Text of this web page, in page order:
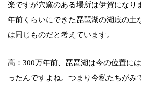
楽ですが穴窯のある場所は伊賀になり
年前くらいにできた琵琶湖の湖底の土
は同じものだと考えています。
高：300万年前、琵琶湖は今の位置に
ったんですよね。つまり今私たちがみ